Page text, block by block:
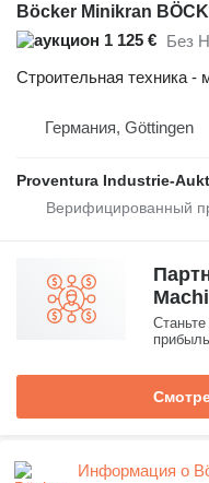
Böcker Minikran
1 125 €
Без
Строительная техника -
Германия, Göttingen
Proventura Industrie-
Информация о